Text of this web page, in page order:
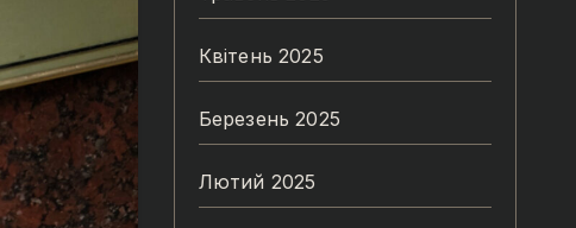
Квітень 2025
Березень 2025
Лютий 2025